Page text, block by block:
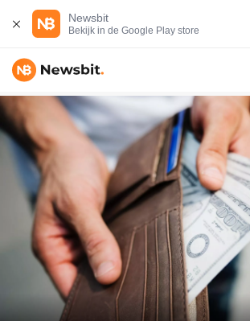
Newsbit
Bekijk in de Google Play store